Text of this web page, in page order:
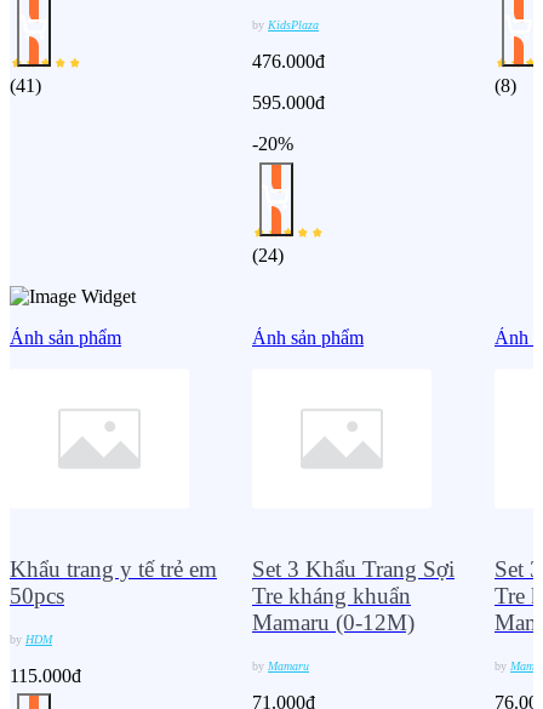
(41)
by KidsPlaza
476.000đ
595.000đ
-20%
(24)
(8)
Ảnh sản phẩm
Khẩu trang y tế trẻ em
50pcs
by HDM
115.000đ
Ảnh sản phẩm
Set 3 Khẩu Trang Sợi
Tre kháng khuẩn
Mamaru (0-12M)
by Mamaru
71.000đ
Ảnh
Set
Tre
by